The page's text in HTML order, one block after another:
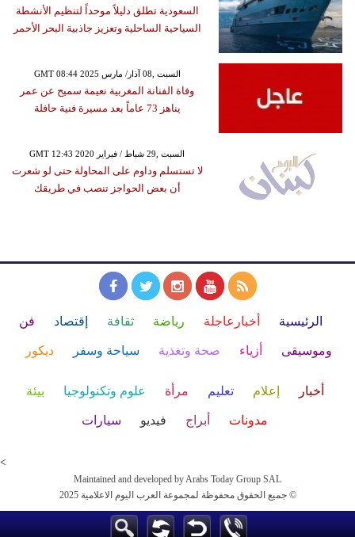
السعودية تطلق دليلاً موحداً لتنظيم الأنشطة
السياحية الساحلية وتعزيز جاذبية البحر الأحمر
GMT 08:44 2025 السبت ,08 آذار/ مارس
وفاة الفنانة المغربية نعيمة سميح عن عمر
يناهز 73 عاماً بعد مسيرة فنية حافلة
GMT 12:43 2020 السبت ,29 شباط / فبراير
لا تستسلم وداوم على المحاولة حتى لو شعرت
أن بعض الحواجز تنصب في طريقك
الرئيسية أخبارعاجلة رياضة ثقافة إقتصاد فن
وموسيقى أزياء صحة وتغذية سياحة وسفر ديكور
أخبار إعلام تعليم مرأة علوم وتكنولوجيا بيئة
مدونات أبراج فيديو سيارات
<
Maintained and developed by Arabs Today Group SAL
جميع الحقوق محفوظة لمجموعة العرب اليوم الاعلامية 2025 ©